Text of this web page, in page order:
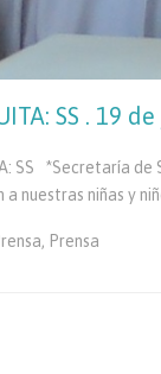
SS . 19
SS *Secretaría
niñas y
, Prensa